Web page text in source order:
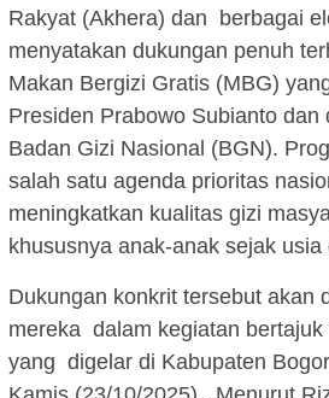
Rakyat (Akhera) dan berbagai
menyatakan dukungan penuh
Makan Bergizi Gratis (MBG)
Presiden Prabowo Subianto dan
Badan Gizi Nasional (BGN).
salah satu agenda prioritas
meningkatkan kualitas gizi
khususnya anak-anak sejak usia
Dukungan konkrit tersebut akan
mereka dalam kegiatan bertajuk
yang digelar di Kabupaten